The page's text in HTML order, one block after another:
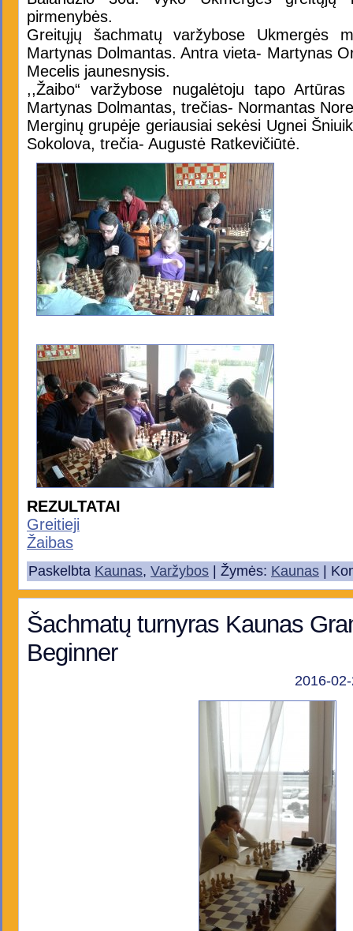
pirmenybės.
Greitųjų šachmatų varžybose Ukmergės
Martynas Dolmantas. Antra vieta- Martynas
Mecelis jaunesnysis.
,,Žaibo“ varžybose nugalėtoju tapo
Martynas Dolmantas, trečias- Normantas
Merginų grupėje geriausiai sekėsi Ugnei
Sokolova, trečia- Augustė Ratkevičiūtė.
REZULTATAI
Greitieji
Žaibas
Paskelbta Kaunas, Varžybos | Žymės: Kaunas
Šachmatų turnyras Kaunas
Beginner
2016-